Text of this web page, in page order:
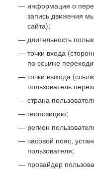
информация о
запись движения
сайта);
длительность
точки входа
по ссылке
точки выхода
пользователь
страна
геопозицию;
регион
часовой пояс,
пользователя;
провайдер